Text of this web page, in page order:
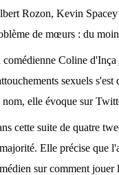
Rozon, Kevin Spacey
de mœurs : du
comédienne Coline
sexuels
nom, elle évoque sur
cette suite de quatre
Elle précise que
sur comment jouer